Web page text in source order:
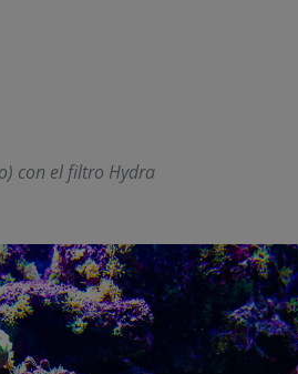
con el filtro Hydra